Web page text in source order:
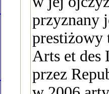
przyznany
prestiżowy
Arts et des
przez